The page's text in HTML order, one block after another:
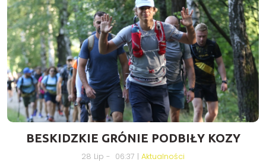
BESKIDZKIE GRÓNIE PODBIŁY KOZY
28 Lip - 06:37 | Aktualności